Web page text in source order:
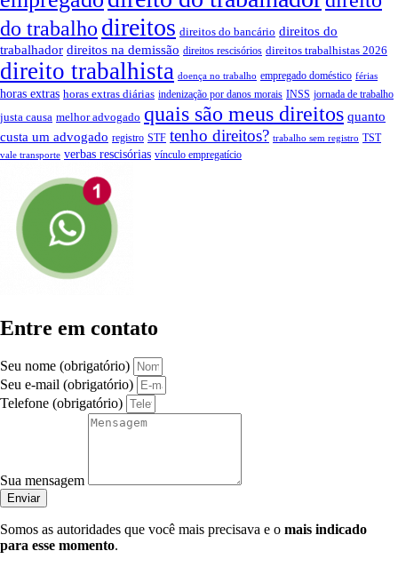
do trabalho direitos direitos do bancário direitos do
trabalhador direitos na demissão direitos rescisórios direitos trabalhistas 2026
direito trabalhista doença no trabalho empregado doméstico férias
horas extras horas extras diárias indenização por danos morais INSS jornada de trabalho
justa causa melhor advogado quais são meus direitos quanto
custa um advogado registro STF tenho direitos? trabalho sem registro TST
vale transporte verbas rescisórias vínculo empregatício
Entre em contato
Seu nome (obrigatório)
Seu e-mail (obrigatório)
Telefone (obrigatório)
Sua mensagem
Enviar
Somos as autoridades que você mais precisava e o mais indicado
para esse momento.